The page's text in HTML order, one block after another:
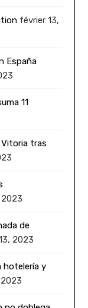
février 13,
España
11
Vitoria tras
de
2023
hotelería y